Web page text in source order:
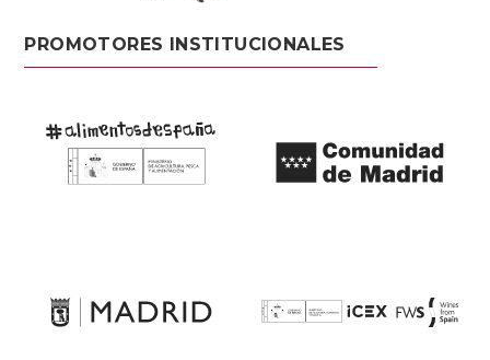
PROMOTORES INSTITUCIONALES